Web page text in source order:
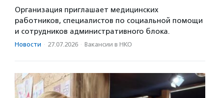
Организация приглашает медицинских
работников, специалистов по социальной помощи
и сотрудников административного блока.
Новости · 27.07.2026 · Вакансии в НКО